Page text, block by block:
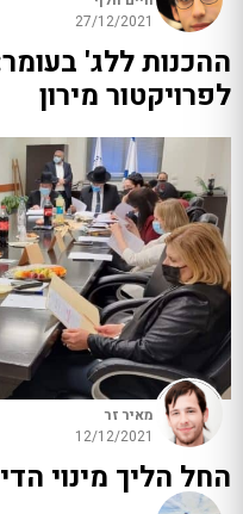
27/12/2021
ההכנות ללג'
לפרויקטור מירון
מאיר זר
12/12/2021
החל הליך מינוי